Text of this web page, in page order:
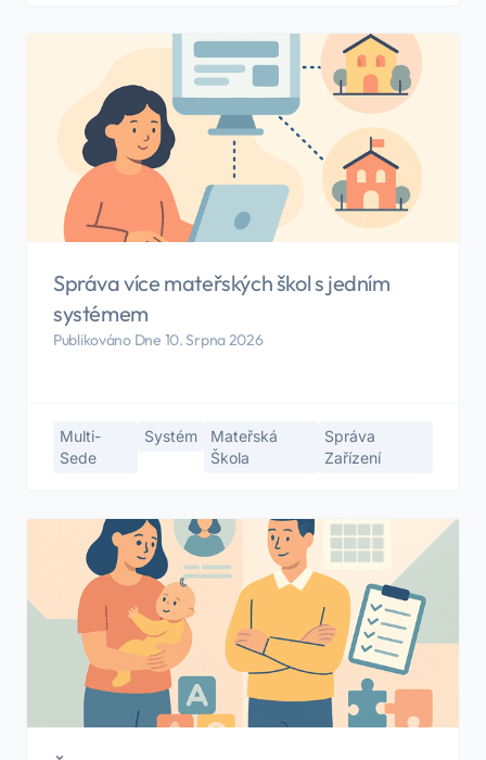
Správa více mateřských škol s jedním
systémem
Publikováno Dne 10. Srpna 2026
Multi-
Sede
Systém
Mateřská
Škola
Správa
Zařízení